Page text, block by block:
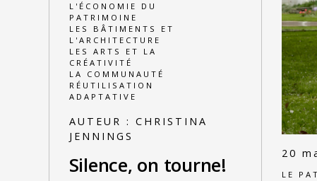
L'ÉCONOMIE DU
PATRIMOINE
LES BÂTIMENTS ET
L'ARCHITECTURE
LES ARTS ET LA
CRÉATIVITÉ
LA COMMUNAUTÉ
RÉUTILISATION
ADAPTATIVE
AUTEUR : CHRISTINA
JENNINGS
Silence, on tourne!
20
LE